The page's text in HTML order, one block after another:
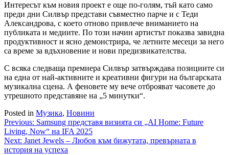
Интересът към новия проект е още по-голям, тъй като само
преди дни Силвър представи съвместно парче и с Теди
Александрова, с което отново привлече вниманието на
публиката и медиите. По този начин артистът показва завидна
продуктивност и ясно демонстрира, че летните месеци за него
са време за вдъхновение и нови предизвикателства.
С всяка следваща премиера Силвър затвърждава позициите си
на една от най-активните и креативни фигури на българската
музикална сцена. А феновете му вече отброяват часовете до
утрешното представяне на „5 минутки“.
Posted in Музика, Новини
Навигация
Previous: Samsung представя визията си „AI Home: Future
Living, Now“ на IFA 2025
Next: Janet Jewels – Любов към бижутата, превърната в
история на успеха